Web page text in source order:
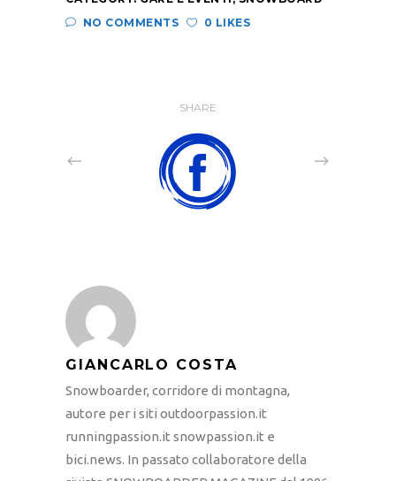
NO COMMENTS
0 LIKES
SHARE
GIANCARLO COSTA
Snowboarder, corridore di montagna,
autore per i siti outdoorpassion.it
runningpassion.it snowpassion.it e
bici.news. In passato collaboratore della